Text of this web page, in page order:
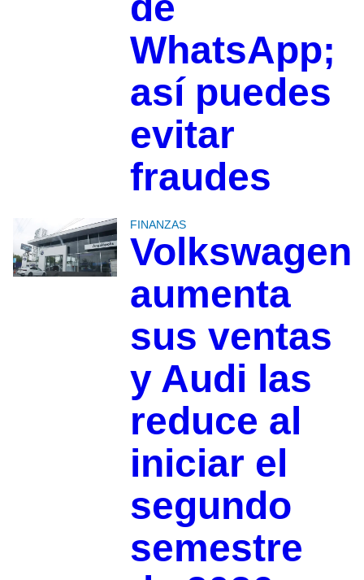
WhatsApp;
así puedes
evitar
fraudes
FINANZAS
Volkswagen
aumenta
sus ventas
y Audi las
reduce al
iniciar el
segundo
semestre